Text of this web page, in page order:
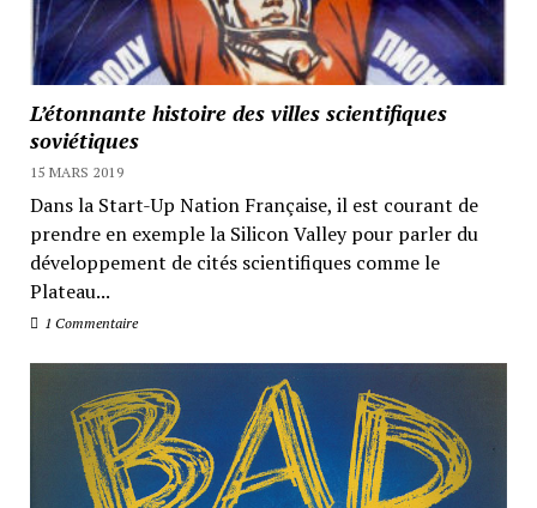
L’étonnante histoire des villes scientifiques
soviétiques
15 MARS 2019
Dans la Start-Up Nation Française, il est courant de
prendre en exemple la Silicon Valley pour parler du
développement de cités scientifiques comme le
Plateau...
1 Commentaire